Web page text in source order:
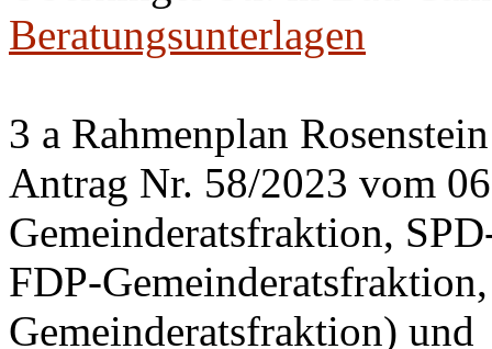
Beratungsunterlagen
3 a Rahmenplan Rosenstein
Antrag Nr. 58/2023 vom
Gemeinderatsfraktion,
FDP-
Gemeinderatsfraktion) und